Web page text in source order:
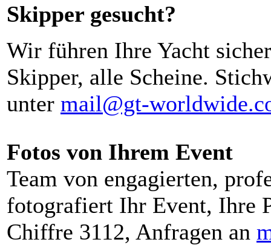
Skipper gesucht?
Wir führen Ihre Yacht
Skipper, alle Scheine.
unter mail@gt-
Fotos von Ihrem Event
Team von engagierten,
fotografiert Ihr Event, Ihre
Chiffre 3112, Anfragen an